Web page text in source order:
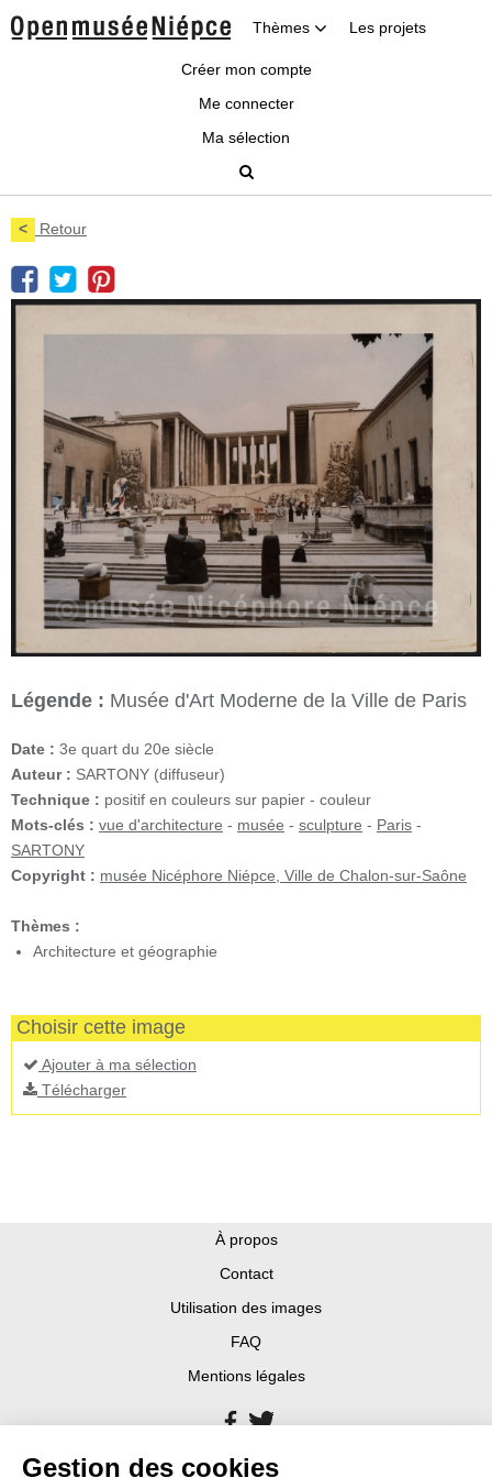
Thèmes Les projets
Créer mon compte
Me connecter
Ma sélection
< Retour
Légende : Musée d'Art Moderne de la Ville de Paris
Date : 3e quart du 20e siècle
Auteur : SARTONY (diffuseur)
Technique : positif en couleurs sur papier - couleur
Mots-clés : vue d'architecture - musée - sculpture - Paris -
SARTONY
Copyright : musée Nicéphore Niépce, Ville de Chalon-sur-Saône
Thèmes :
Architecture et géographie
Choisir cette image
Ajouter à ma sélection
Télécharger
À propos
Contact
Utilisation des images
FAQ
Mentions légales
Gestion des cookies